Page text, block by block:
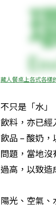
藏人餐桌上各式各樣
不只是「水」
飲料，亦已
飲品 – 酸奶
問題，當地
過高，以致造
陽光、空氣